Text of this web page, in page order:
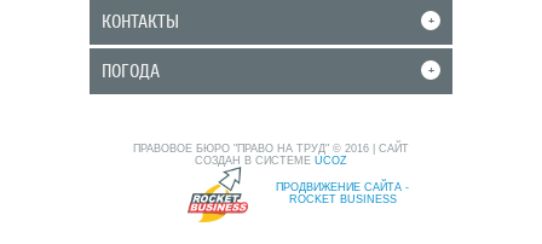
КОНТАКТЫ +
ПОГОДА +
ПРАВОВОЕ БЮРО "ПРАВО НА ТРУД" © 2016
САЙТ
СОЗДАН В СИСТЕМЕ UCOZ
ПРОДВИЖЕНИЕ САЙТА -
ROCKET BUSINESS